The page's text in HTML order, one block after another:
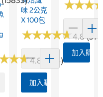
★★
★★4.8 (364)
味 2公克
X 100包
★★★★★
★★★★★4.8
加入購物車
★★★
★★★
加入購物